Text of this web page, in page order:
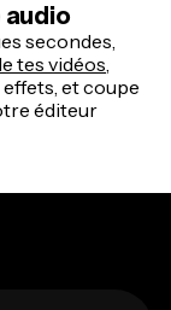
secondes,
tes vidéos,
effets, et coupe
éditeur